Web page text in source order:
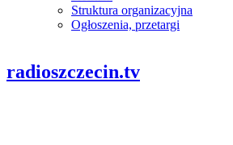
Struktura organizacyjna
Ogłoszenia, przetargi
radioszczecin.tv